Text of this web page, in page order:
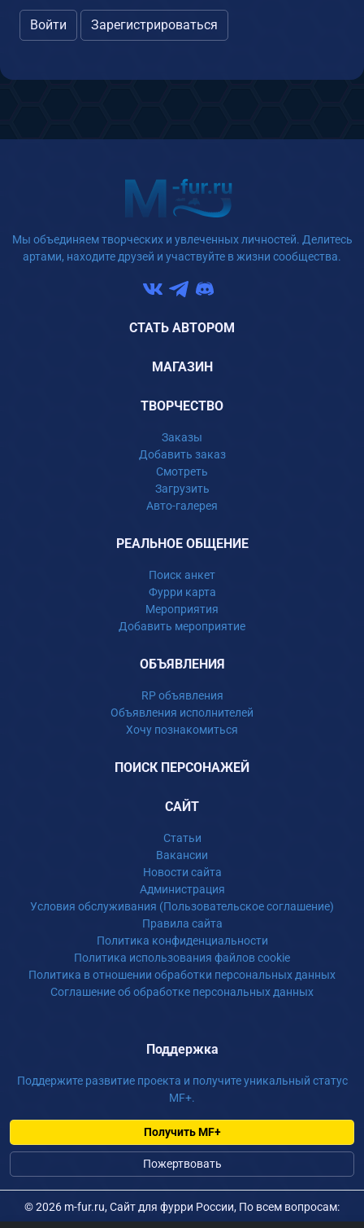
Войти Зарегистрироваться
Мы объединяем творческих и увлеченных личностей. Делитесь
артами, находите друзей и участвуйте в жизни сообщества.
СТАТЬ АВТОРОМ
МАГАЗИН
ТВОРЧЕСТВО
Заказы
Добавить заказ
Смотреть
Загрузить
Авто-галерея
РЕАЛЬНОЕ ОБЩЕНИЕ
Поиск анкет
Фурри карта
Мероприятия
Добавить мероприятие
ОБЪЯВЛЕНИЯ
RP объявления
Объявления исполнителей
Хочу познакомиться
ПОИСК ПЕРСОНАЖЕЙ
САЙТ
Статьи
Вакансии
Новости сайта
Администрация
Условия обслуживания (Пользовательское соглашение)
Правила сайта
Политика конфиденциальности
Политика использования файлов cookie
Политика в отношении обработки персональных данных
Соглашение об обработке персональных данных
Поддержка
Поддержите развитие проекта и получите уникальный статус
MF+.
Получить MF+
Пожертвовать
©2026 m-fur.ru, Сайт для фурри России, По всем вопросам: